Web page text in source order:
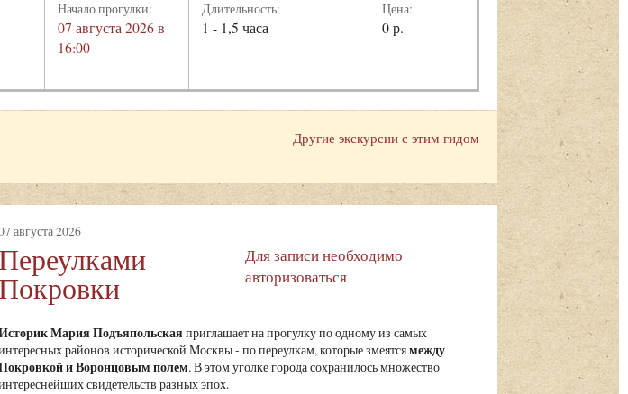
Начало прогулки:
07 августа 2026 в
16:00
Длительность:
1 - 1,5 часа
Цена:
0 р.
Другие экскурсии с этим гидом
августа 2026
Переулками
Покровки
Для записи необходимо
авторизоваться
Мария Подъяпольская приглашает на прогулку по одному из самых
районов исторической Москвы - по переулкам, которые змеятсямежду
и Воронцовым полем. В этом уголке города сохранилось множество
свидетельств разных эпох.